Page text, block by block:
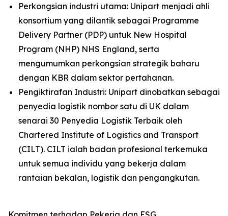
Perkongsian industri utama: Unipart menjadi ahli
konsortium yang dilantik sebagai Programme
Delivery Partner (PDP) untuk New Hospital
Program (NHP) NHS England, serta
mengumumkan perkongsian strategik baharu
dengan KBR dalam sektor pertahanan.
Pengiktirafan Industri: Unipart dinobatkan sebagai
penyedia logistik nombor satu di UK dalam
senarai 30 Penyedia Logistik Terbaik oleh
Chartered Institute of Logistics and Transport
(CILT). CILT ialah badan profesional terkemuka
untuk semua individu yang bekerja dalam
rantaian bekalan, logistik dan pengangkutan.